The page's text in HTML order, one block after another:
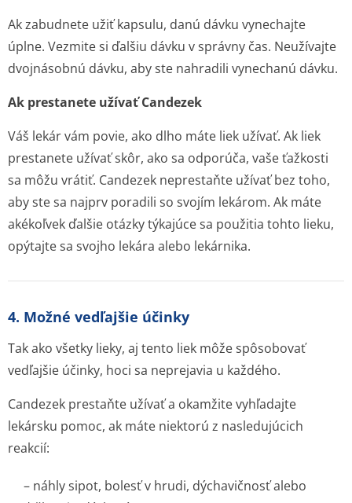
Ak zabudnete užiť kapsulu, danú dávku vynechajte
úplne. Vezmite si ďalšiu dávku v správny čas. Neužívajte
dvojnásobnú dávku, aby ste nahradili vynechanú dávku.
Ak prestanete užívať Candezek
Váš lekár vám povie, ako dlho máte liek užívať. Ak liek
prestanete užívať skôr, ako sa odporúča, vaše ťažkosti
sa môžu vrátiť. Candezek neprestaňte užívať bez toho,
aby ste sa najprv poradili so svojím lekárom. Ak máte
akékoľvek ďalšie otázky týkajúce sa použitia tohto lieku,
opýtajte sa svojho lekára alebo lekárnika.
4. Možné vedľajšie účinky
Tak ako všetky lieky, aj tento liek môže spôsobovať
vedľajšie účinky, hoci sa neprejavia u každého.
Candezek prestaňte užívať a okamžite vyhľadajte
lekársku pomoc, ak máte niektorú z nasledujúcich
reakcií:
– náhly sipot, bolesť v hrudi, dýchavičnosť alebo